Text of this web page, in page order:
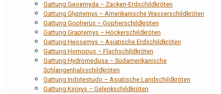
Gattung Geoemyda – Zacken-Erdschildkröten
Gattung Glyptemys – Amerikanische Wasserschildkröten
Gattung Gopherus – Gopherschildkröten
Gattung Graptemys – Höckerschildkröten
Gattung Heosemys – Asiatische Erdschildkröten
Gattung Homopus – Flachschildkröten
Gattung Hydromedusa – Südamerikanische
Schlangenhalsschildkröten
Gattung Indotestudo – Asiatische Landschildkröten
Gattung Kinixys – Gelenkschildkröten